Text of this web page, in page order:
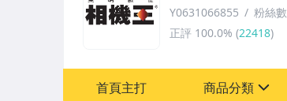
Y0631066855 粉絲數
正評 100.0% (22418)
首頁主打 商品分類